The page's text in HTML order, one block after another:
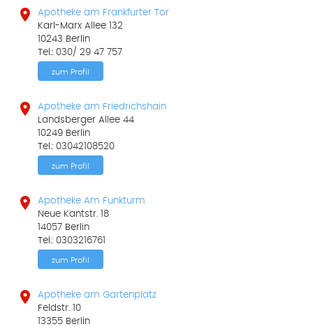

Apotheke am Frankfurter Tor
Karl-Marx Allee 132
10243 Berlin
Tel.: 030/ 29 47 757
zum Profil

Apotheke am Friedrichshain
Landsberger Allee 44
10249 Berlin
Tel.: 03042108520
zum Profil

Apotheke Am Funkturm
Neue Kantstr. 18
14057 Berlin
Tel.: 0303216761
zum Profil

Apotheke am Gartenplatz
Feldstr. 10
13355 Berlin